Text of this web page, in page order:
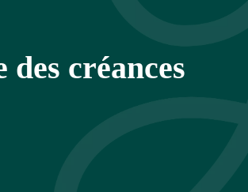
créances